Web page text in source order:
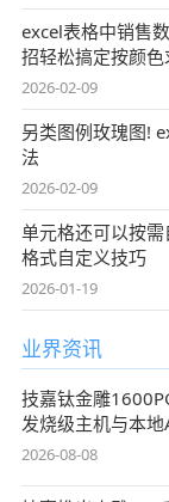
excel表格中销售
招轻松搞定按颜色
2026-02-09
另类图例玫瑰图!
法
2026-02-09
单元格还可以按
格式自定义技巧
2026-01-19
业界资讯
技嘉钛金雕
发烧级主机与本
2026-08-08